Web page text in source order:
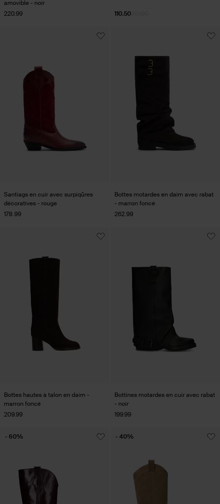
amovible - noir
220.99
110.50
Santiags en cuir avec surpiqûres
décoratives - rouge
178.99
Bottes motardes en daim avec rabat
- marron foncé
262.99
Bottes hautes à talon en daim -
marron foncé
209.99
Bottines motardes en cuir avec rabat
- noir
199.99
- 60% - 40%